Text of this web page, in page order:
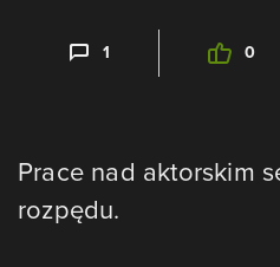
1 0
Prace nad aktorskim
rozpędu.